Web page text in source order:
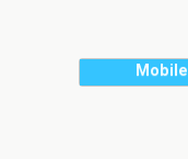
Mobile